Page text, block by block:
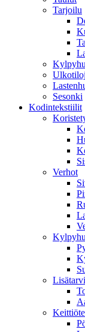
Tarjoilu
Sesonki
Kodintekstiilit
Verhot